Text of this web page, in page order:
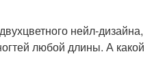
нейл-дизайна,
любой длины. А какой